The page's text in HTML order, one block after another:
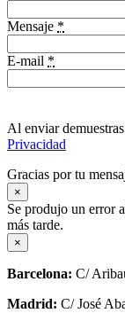
Mensaje *
E-mail *
Al enviar
Privacidad
Gracias por tu
×
Se produjo un error
más tarde.
×
Barcelona: C/
Madrid: C/ José